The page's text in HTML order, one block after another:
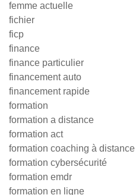
femme actuelle
fichier
ficp
finance
finance particulier
financement auto
financement rapide
formation
formation a distance
formation act
formation coaching à distance
formation cybersécurité
formation emdr
formation en ligne